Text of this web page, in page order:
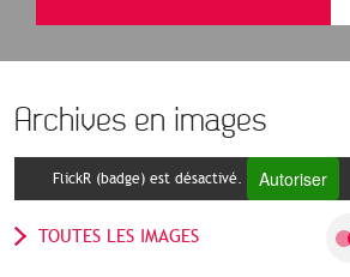
Archives en images
FlickR (badge) est désactivé. Autoriser
TOUTES LES IMAGES